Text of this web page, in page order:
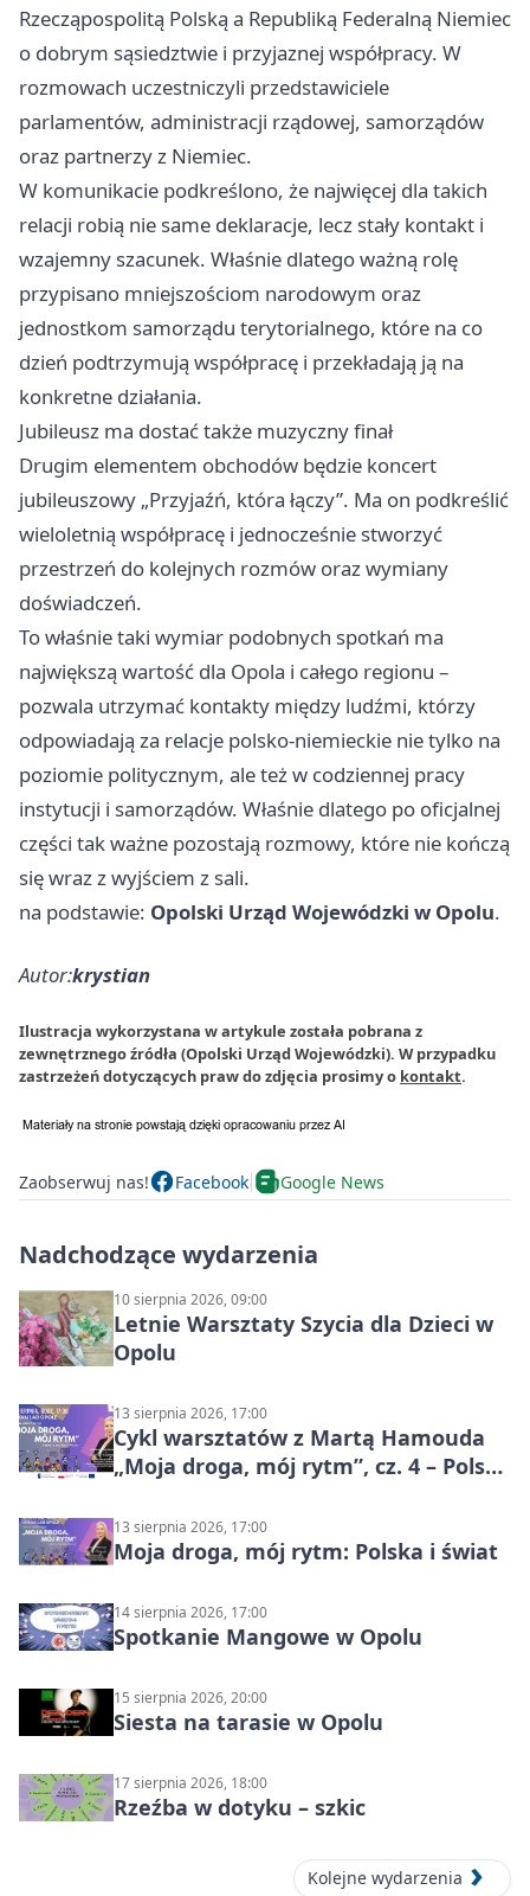
Rzecząpospolitą Polską a Republiką Federalną Niemiec
o dobrym sąsiedztwie i przyjaznej współpracy. W
rozmowach uczestniczyli przedstawiciele
parlamentów, administracji rządowej, samorządów
oraz partnerzy z Niemiec.
W komunikacie podkreślono, że najwięcej dla takich
relacji robią nie same deklaracje, lecz stały kontakt i
wzajemny szacunek. Właśnie dlatego ważną rolę
przypisano mniejszościom narodowym oraz
jednostkom samorządu terytorialnego, które na co
dzień podtrzymują współpracę i przekładają ją na
konkretne działania.
Jubileusz ma dostać także muzyczny finał
Drugim elementem obchodów będzie koncert
jubileuszowy „Przyjaźń, która łączy”. Ma on podkreślić
wieloletnią współpracę i jednocześnie stworzyć
przestrzeń do kolejnych rozmów oraz wymiany
doświadczeń.
To właśnie taki wymiar podobnych spotkań ma
największą wartość dla Opola i całego regionu –
pozwala utrzymać kontakty między ludźmi, którzy
odpowiadają za relacje polsko-niemieckie nie tylko na
poziomie politycznym, ale też w codziennej pracy
instytucji i samorządów. Właśnie dlatego po oficjalnej
części tak ważne pozostają rozmowy, które nie kończą
się wraz z wyjściem z sali.
na podstawie: Opolski Urząd Wojewódzki w Opolu.
Autor:krystian
Ilustracja wykorzystana w artykule została pobrana z
zewnętrznego źródła (Opolski Urząd Wojewódzki). W przypadku
zastrzeżeń dotyczących praw do zdjęcia prosimy o kontakt.
Zaobserwuj nas! Facebook Google News
Nadchodzące wydarzenia
10 sierpnia 2026, 09:00
Letnie Warsztaty Szycia dla Dzieci w
Opolu
13 sierpnia 2026, 17:00
Cykl warsztatów z Martą Hamouda
„Moja droga, mój rytm”, cz. 4 – Polska
13 sierpnia 2026, 17:00
Moja droga, mój rytm: Polska i świat
14 sierpnia 2026, 17:00
Spotkanie Mangowe w Opolu
15 sierpnia 2026, 20:00
Siesta na tarasie w Opolu
17 sierpnia 2026, 18:00
Rzeźba w dotyku – szkic
Kolejne wydarzenia